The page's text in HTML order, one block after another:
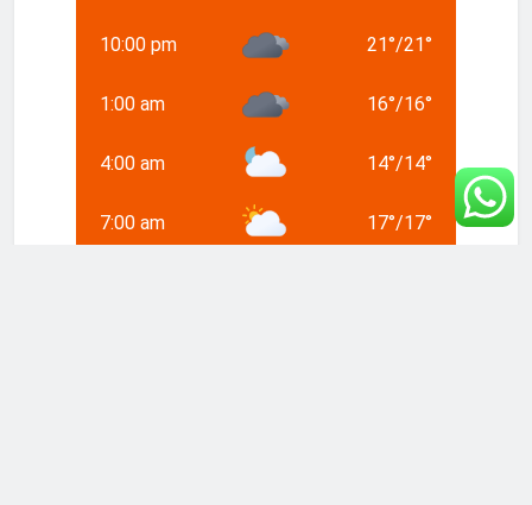
10:00 pm 21°/21°
1:00 am 16°/16°
4:00 am 14°/14°
7:00 am 17°/17°